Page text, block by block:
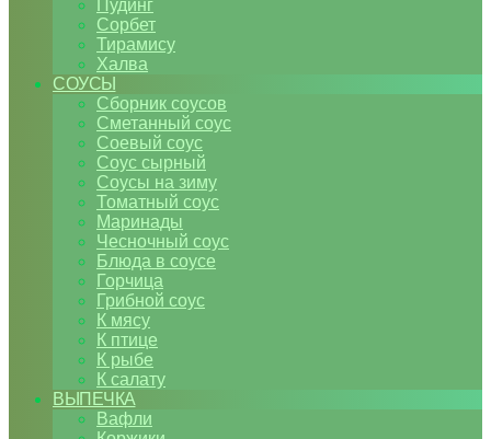
Пудинг
Сорбет
Тирамису
Халва
СОУСЫ
Сборник соусов
Сметанный соус
Соевый соус
Соус сырный
Соусы на зиму
Томатный соус
Маринады
Чесночный соус
Блюда в соусе
Горчица
Грибной соус
К мясу
К птице
К рыбе
К салату
ВЫПЕЧКА
Вафли